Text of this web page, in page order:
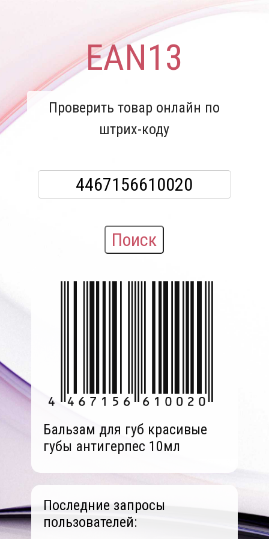
EAN13
Проверить товар онлайн по
штрих-коду
Поиск
Бальзам для губ красивые
губы антигерпес 10мл
Последние запросы
пользователей: